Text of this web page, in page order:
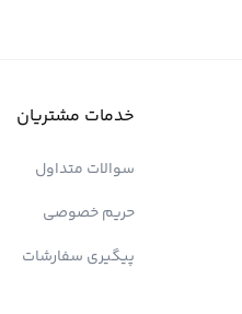
خدمات مشتریان
سوالات متداول
حریم خصوصی
پیگیری سفارشات